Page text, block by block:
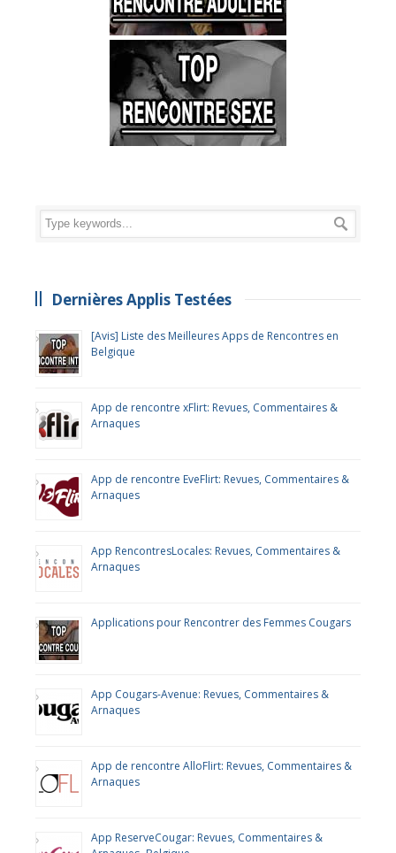
Dernières Applis Testées
[Avis] Liste des Meilleures Apps de Rencontres en
Belgique
App de rencontre xFlirt: Revues, Commentaires &
Arnaques
App de rencontre EveFlirt: Revues, Commentaires &
Arnaques
App RencontresLocales: Revues, Commentaires &
Arnaques
Applications pour Rencontrer des Femmes Cougars
App Cougars-Avenue: Revues, Commentaires &
Arnaques
App de rencontre AlloFlirt: Revues, Commentaires &
Arnaques
App ReserveCougar: Revues, Commentaires &